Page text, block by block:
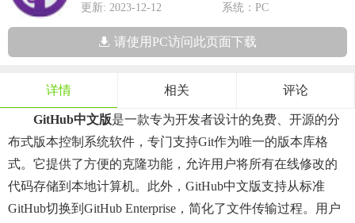
更新: 2023-12-12
系统：PC
请使用PC访问此页面下载
详情 相关 评论
GitHub中文版是一款专为开发者设计的免费、开源的分
布式版本控制系统软件，专门支持git作为唯一的版本库格
式。它提供了方便的克隆功能，允许用户将所有在线修改的
代码存储到本地计算机。此外，GitHub中文版支持从标准
GitHub切换到GitHub Enterprise，简化了文件传输过程。用户